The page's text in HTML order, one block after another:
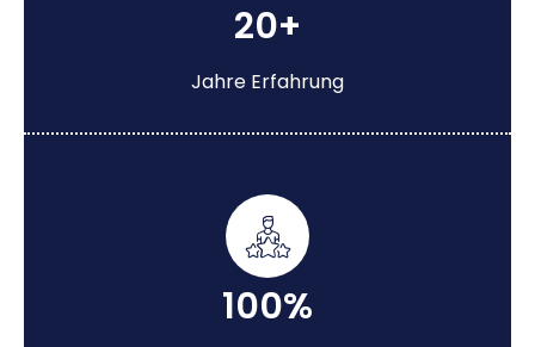
20+
Jahre Erfahrung
100%